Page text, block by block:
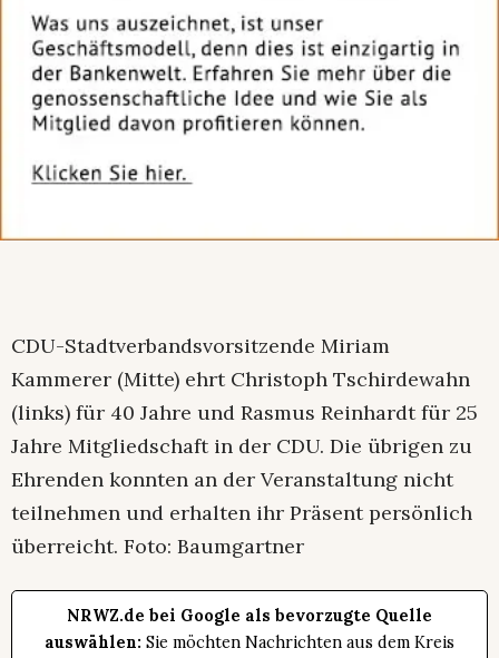
CDU-Stadtverbandsvorsitzende Miriam
Kammerer (Mitte) ehrt Christoph Tschirdewahn
(links) für 40 Jahre und Rasmus Reinhardt für 25
Jahre Mitgliedschaft in der CDU. Die übrigen zu
Ehrenden konnten an der Veranstaltung nicht
teilnehmen und erhalten ihr Präsent persönlich
überreicht. Foto: Baumgartner
NRWZ.de bei Google als bevorzugte Quelle
auswählen: Sie möchten Nachrichten aus dem Kreis